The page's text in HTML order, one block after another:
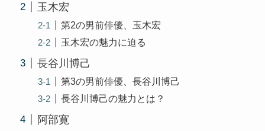
玉木宏
第2の男前俳優、玉木宏
玉木宏の魅力に迫る
長谷川博己
第3の男前俳優、長谷川博己
長谷川博己の魅力とは？
阿部寛